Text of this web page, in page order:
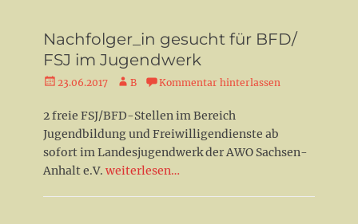
Nachfolger_in gesucht für BFD/
FSJ im Jugendwerk
Veröffentlicht
23.06.2017 Autor
B Kommentar hinterlassen
2 freie FSJ/BFD-Stellen im Bereich
Jugendbildung und Freiwilligendienste ab
sofort im Landesjugendwerk der AWO Sachsen-
Anhalt e.V. weiterlesen…